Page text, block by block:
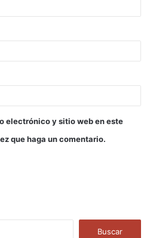
electrónico y sitio web en este
que haga un comentario.